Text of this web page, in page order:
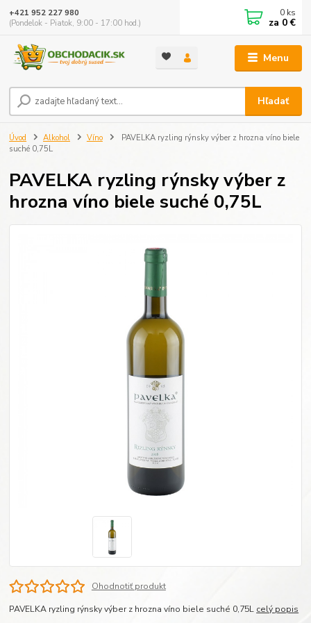
Menu
Hľadať
+421 952 227 980
(Pondelok - Piatok, 9:00 - 17:00 hod.)
0 ks
za 0 €
Úvod Alkohol Víno
PAVELKA ryzling rýnsky výber z hrozna víno biele
suché 0,75L
PAVELKA ryzling rýnsky výber z
hrozna víno biele suché 0,75L
Ohodnotiť produkt
PAVELKA ryzling rýnsky výber z hrozna víno biele suché 0,75L celý popis